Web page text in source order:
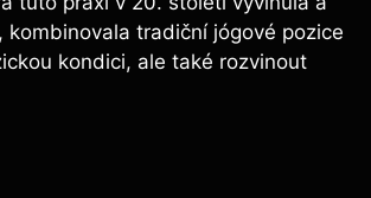
tradiční jógové pozice
kondici, ale také rozvinout